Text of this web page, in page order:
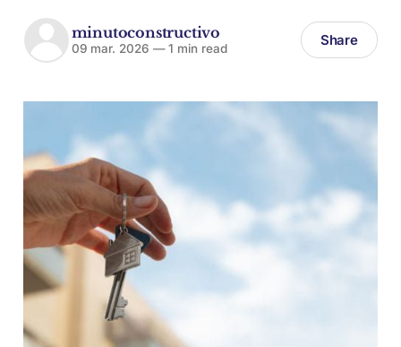
minutoconstructivo
09 mar. 2026 —1 min read Share